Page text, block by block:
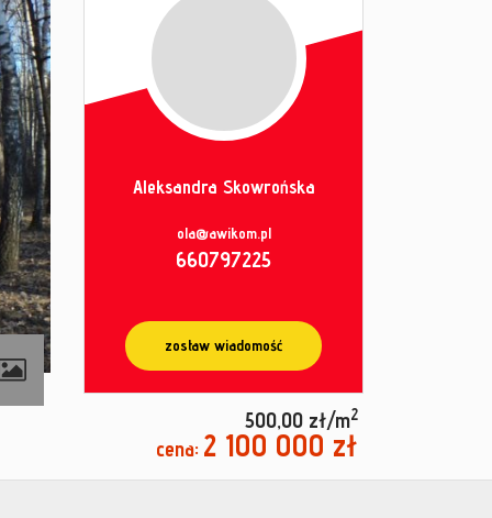
Aleksandra Skowrońska
ola@awikom.pl
660797225
zostaw wiadomość
500,00 zł/m2
cena: 2 100 000 zł